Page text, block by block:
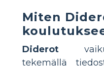
Miten
Diderot
tekemällä